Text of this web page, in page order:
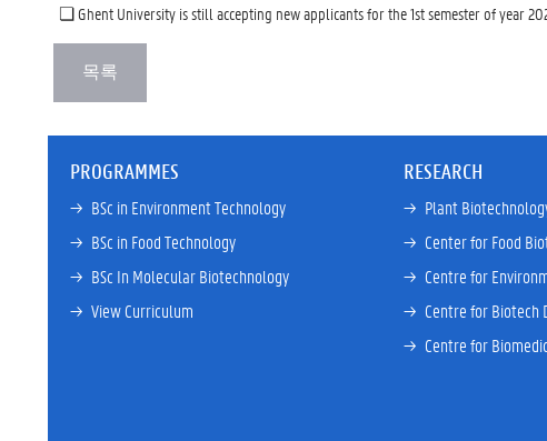
❏ Ghent University is still accepting new applicants for the 1st semester of year
PROGRAMMES
→ BSc in Environment Technology
→ BSc in Food Technology
→ BSc In Molecular Biotechnology
→ View Curriculum
RESEARCH
→ Plant
→ Center for Food
→ Centre for
→ Centre for Biotech
→ Centre for